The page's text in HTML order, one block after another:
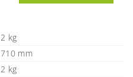
2 kg
710 mm
2 kg